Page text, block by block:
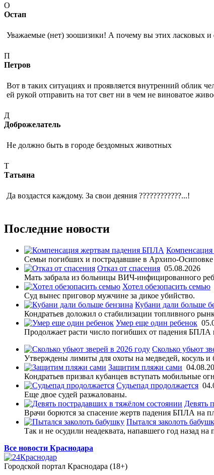
О
Остап
Уважаемые (нет) зоошизики! А почему вы этих ласковых и
П
Петров
Вот в таких ситуациях и проявляется внутренний облик
ей рукой отправить на тот свет ни в чем не виноватое
Д
Доброжелатель
Не должно быть в городе бездомных животных
Т
Татьяна
Да воздастся каждому. За свои деяния ????????????...!
Последние новости
Семьи погибших и пострадавшие в Архипо-
Отказ от спасения 05.08.2026
Мать забрала из больницы ВИЧ-инфицированного
Хотел обезопасить семью
Суд вынес приговор мужчине за дикое убийство.
Кубани дали больше
Кондратьев доложил о стабилизации топливного
Умер еще один ребенок
Продолжает расти число погибших от падения
Сколько убьют
Утверждены лимиты для охоты на медведей, косуль и
Защитим пляжи сами
Кондратьев призвал кубанцев вступать мобильные
Судьепад продолжается
Еще двое судей разжалованы.
Девять
Врачи борются за спасение жертв падения БПЛА на
Пытался заколоть
Так и не осудили неадеквата, напавшего год назад
Все новости Краснодара
Городской портал Краснодара (18+)